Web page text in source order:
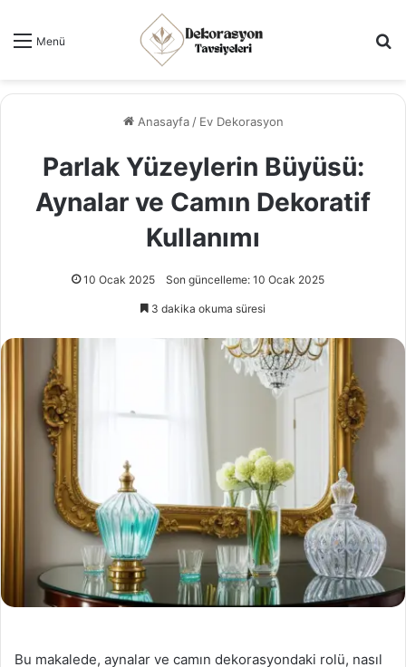
Menü
Anasayfa / Ev Dekorasyon
Parlak Yüzeylerin Büyüsü:
Aynalar ve Camın Dekoratif
Kullanımı
10 Ocak 2025 Son güncelleme: 10 Ocak 2025
3 dakika okuma süresi
Bu makalede, aynalar ve camın dekorasyondaki rolü, nasıl